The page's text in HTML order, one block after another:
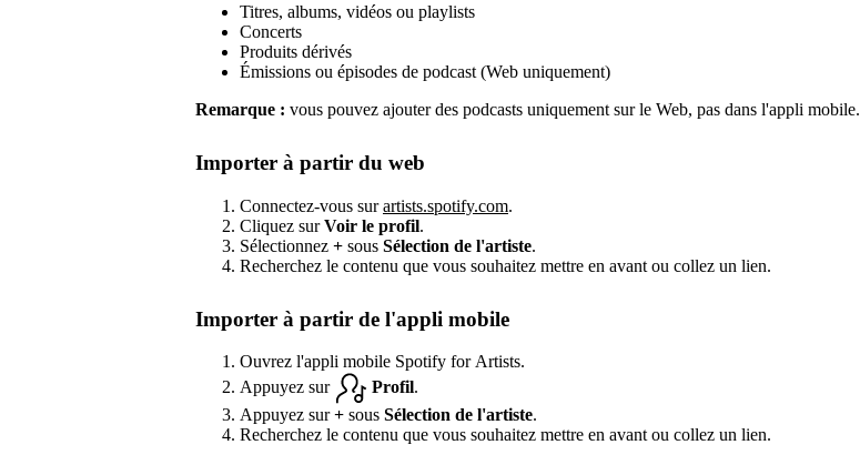
Titres, albums, vidéos ou playlists
Concerts
Produits dérivés
Émissions ou épisodes de podcast (Web uniquement)
Remarque : vous pouvez ajouter des podcasts uniquement sur le Web, pas dans l'appli mobile.
Importer à partir du web
Connectez-vous surartists.spotify.com.
Cliquez surVoir le profil.
Sélectionnez + sous Sélection de l'artiste.
Recherchez le contenu que vous souhaitez mettre en avant ou collez un lien.
Importer à partir de l'appli mobile
Ouvrez l'appli mobile Spotify for Artists.
Appuyez sur
Profil.
Appuyez sur+ sous Sélection de l'artiste.
Recherchez le contenu que vous souhaitez mettre en avant ou collez un lien.